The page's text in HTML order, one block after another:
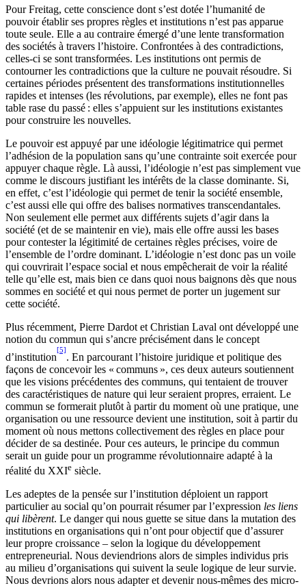
Pour Freitag, cette conscience dont s’est dotée l’humanité de
pouvoir établir ses propres règles et institutions n’est pas apparue
toute seule. Elle a au contraire émergé d’une lente transformation
des sociétés à travers l’histoire. Confrontées à des contradictions,
celles-ci se sont transformées. Les institutions ont permis de
contourner les contradictions que la culture ne pouvait résoudre. Si
certaines périodes présentent des transformations institutionnelles
rapides et intenses (les révolutions, par exemple), elles ne font pas
table rase du passé : elles s’appuient sur les institutions existantes
pour construire les nouvelles.
Le pouvoir est appuyé par une idéologie légitimatrice qui permet
l’adhésion de la population sans qu’une contrainte soit exercée pour
appuyer chaque règle. Là aussi, l’idéologie n’est pas simplement vue
comme le discours justifiant les intérêts de la classe dominante. Si,
en effet, c’est l’idéologie qui permet de tenir la société ensemble,
c’est aussi elle qui offre des balises normatives transcendantales.
Non seulement elle permet aux différents sujets d’agir dans la
société (et de se maintenir en vie), mais elle offre aussi les bases
pour contester la légitimité de certaines règles précises, voire de
l’ensemble de l’ordre dominant. L’idéologie n’est donc pas un voile
qui couvrirait l’espace social et nous empêcherait de voir la réalité
telle qu’elle est, mais bien ce dans quoi nous baignons dès que nous
sommes en société et qui nous permet de porter un jugement sur
cette société.
Plus récemment, Pierre Dardot et Christian Laval ont développé une
notion du commun qui s’ancre précisément dans le concept
d’institution
[5]
. En parcourant l’histoire juridique et politique des
façons de concevoir les « communs », ces deux auteurs soutiennent
que les visions précédentes des communs, qui tentaient de trouver
des caractéristiques de nature qui leur seraient propres, erraient. Le
commun se formerait plutôt à partir du moment où une pratique, une
organisation ou une ressource devient une institution, soit à partir du
moment où nous mettons collectivement des règles en place pour
décider de sa destinée. Pour ces auteurs, le principe du commun
serait un guide pour un programme révolutionnaire adapté à la
réalité du XXIe siècle.
Les adeptes de la pensée sur l’institution déploient un rapport
particulier au social qu’on pourrait résumer par l’expression les liens
qui libèrent. Le danger qui nous guette se situe dans la mutation des
institutions en organisations qui n’ont pour objectif que d’assurer
leur propre croissance – selon la logique du développement
entrepreneurial. Nous deviendrions alors de simples individus pris
au milieu d’organisations qui suivent la seule logique de leur survie.
Nous devrions alors nous adapter et devenir nous-mêmes des micro-